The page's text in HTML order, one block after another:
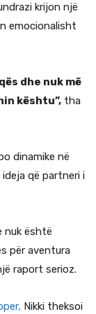
krijon një
emocionalisht
dhe nuk më
kështu”, tha
dinamike në
që partneri i
nuk është
për aventura
raport serioz.
Nikki theksoi